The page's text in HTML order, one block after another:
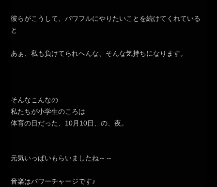
彼らがこうして、パワフルにやりたいことを続けてくれている
と
あぁ、私も負けてられへんな、そんな気持ちになります。
そんなこんなの
私たちが小学生のころは
体育の日だった、10月10日、の、夜。
元気いっぱいもらいましたね～～
音楽はパワーチャージです♪